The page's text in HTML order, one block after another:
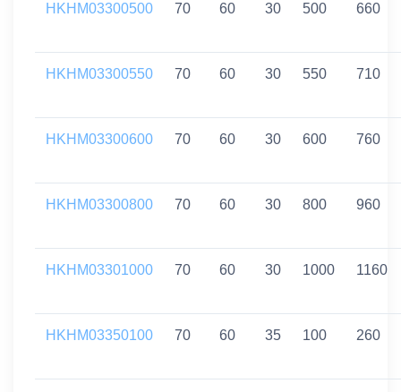
HKHM03300500 70 60 30 500 660
HKHM03300550 70 60 30 550 710
HKHM03300600 70 60 30 600 760
HKHM03300800 70 60 30 800 960
HKHM03301000 70 60 30 1000 1160
HKHM03350100 70 60 35 100 260